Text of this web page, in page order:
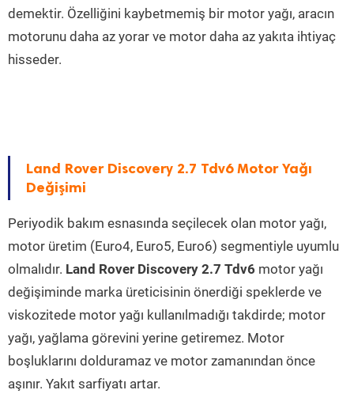
demektir. Özelliğini kaybetmemiş bir motor yağı, aracın
motorunu daha az yorar ve motor daha az yakıta ihtiyaç
hisseder.
Land Rover Discovery 2.7 Tdv6 Motor Yağı
Değişimi
Periyodik bakım esnasında seçilecek olan motor yağı,
motor üretim (Euro4, Euro5, Euro6) segmentiyle uyumlu
olmalıdır. Land Rover Discovery 2.7 Tdv6 motor yağı
değişiminde marka üreticisinin önerdiği speklerde ve
viskozitede motor yağı kullanılmadığı takdirde; motor
yağı, yağlama görevini yerine getiremez. Motor
boşluklarını dolduramaz ve motor zamanından önce
aşınır. Yakıt sarfiyatı artar.